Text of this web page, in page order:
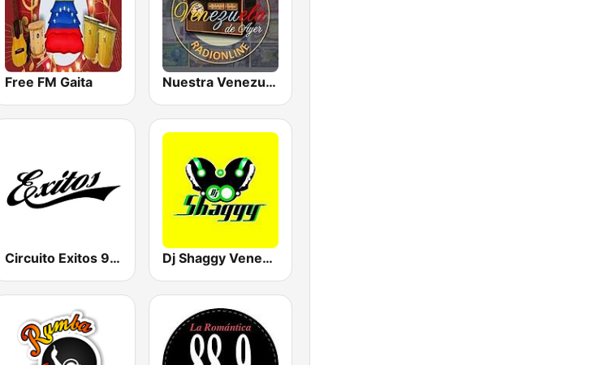
Free FM Gaita Nuestra Venezuela de Ayer
Circuito Exitos 99.9 FM Dj Shaggy Venezuela